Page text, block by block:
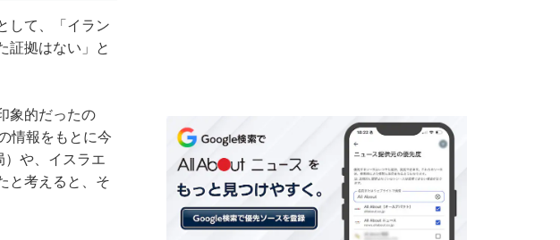
して、「イラン
証拠はない」と
象的だったの
情報をもとに今
）や、イスラエ
と考えると、そ